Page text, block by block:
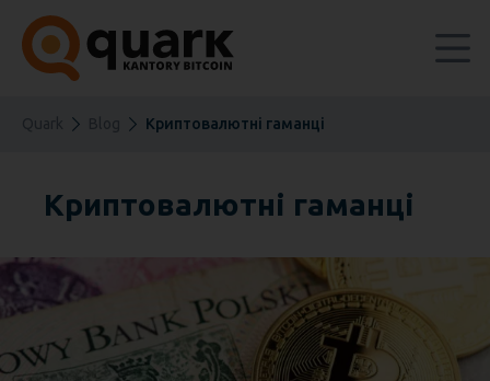
Криптовалютні гаманці
Криптовалютні гаманці